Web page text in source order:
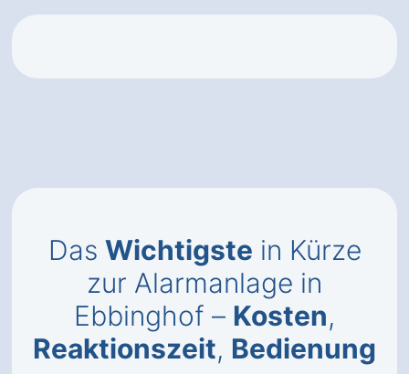
Das Wichtigste in Kürze
zur Alarmanlage in
Ebbinghof – Kosten,
Reaktionszeit, Bedienung